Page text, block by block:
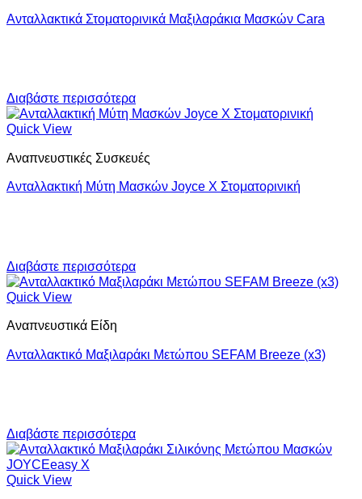
Ανταλλακτικά Στοματορινικά Μαξιλαράκια Μασκών Cara
Διαβάστε περισσότερα
Quick View
Αναπνευστικές Συσκευές
Ανταλλακτική Μύτη Μασκών Joyce Χ Στοματορινική
Διαβάστε περισσότερα
Quick View
Αναπνευστικά Είδη
Ανταλλακτικό Μαξιλαράκι Μετώπου SEFAM Breeze (x3)
Διαβάστε περισσότερα
Quick View